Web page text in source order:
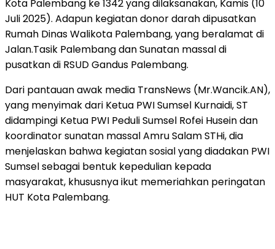
Kota Palembang ke 1342 yang dilaksanakan, Kamis (10
Juli 2025). Adapun kegiatan donor darah dipusatkan
Rumah Dinas Walikota Palembang, yang beralamat di
Jalan.Tasik Palembang dan Sunatan massal di
pusatkan di RSUD Gandus Palembang.
Dari pantauan awak media TransNews (Mr.Wancik.AN),
yang menyimak dari Ketua PWI Sumsel Kurnaidi, ST
didampingi Ketua PWI Peduli Sumsel Rofei Husein dan
koordinator sunatan massal Amru Salam STHi, dia
menjelaskan bahwa kegiatan sosial yang diadakan PWI
Sumsel sebagai bentuk kepedulian kepada
masyarakat, khususnya ikut memeriahkan peringatan
HUT Kota Palembang.